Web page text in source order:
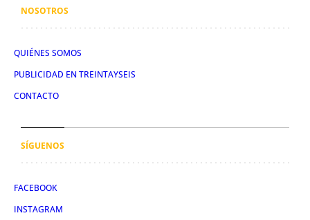
NOSOTROS
QUIÉNES SOMOS
PUBLICIDAD EN TREINTAYSEIS
CONTACTO
SÍGUENOS
FACEBOOK
INSTAGRAM